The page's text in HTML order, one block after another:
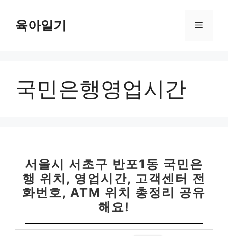
육아일기 메
국민은행영업시간
서울시 서초구 반포1동 국민은
행 위치, 영업시간, 고객센터 전
화번호, ATM 위치 총정리 공유
해요!